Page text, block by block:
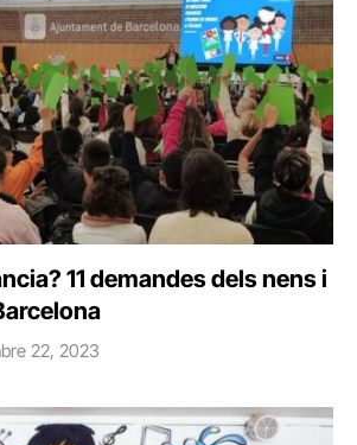
11 demandes dels nens i
22, 2023